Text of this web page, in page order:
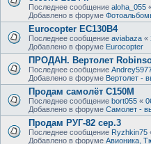
Последнее сообщение aloha_055
Добавлено в форуме
Eurocopter EC130B4
Последнее сообщение aviabaza «
Добавлено в форуме Eurocopter
ПРОДАН. Вертолет
Последнее сообщение
Добавлено в форуме Вертолет -
Продам самолёт С150М
Последнее сообщение bort055 «
Добавлено в форуме Самолет -
Продам РУГ-82 сер.3
Последнее сообщение Ryzhkin75
Добавлено в форуме Авионика,